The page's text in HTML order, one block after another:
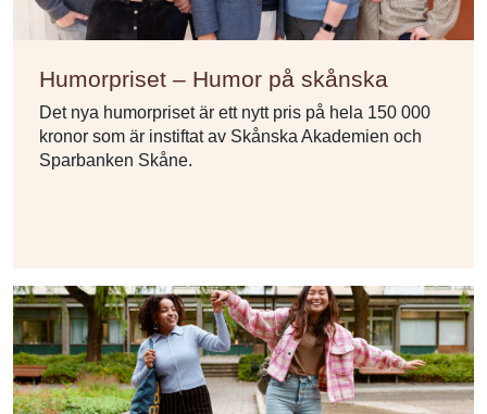
Humorpriset – Humor på skånska
Det nya humorpriset är ett nytt pris på hela 150 000
kronor som är instiftat av Skånska Akademien och
Sparbanken Skåne.